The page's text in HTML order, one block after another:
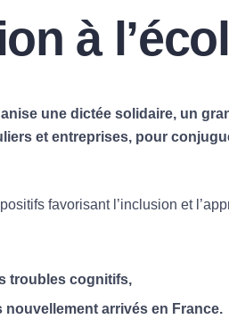
à
une dictée solidaire, un
et entreprises, pour
favorisant l’inclusion et
troubles cognitifs,
arrivés en France.